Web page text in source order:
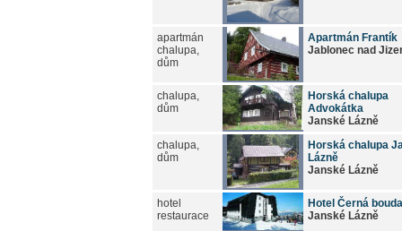
apartmán
chalupa,
dům
Apartmán Frantík
Jablonec nad
chalupa,
dům
Horská chalupa
Advokátka
Janské Lázně
chalupa,
dům
Horská chalupa
Lázně
Janské Lázně
hotel
restaurace
Hotel Černá bouda
Janské Lázně